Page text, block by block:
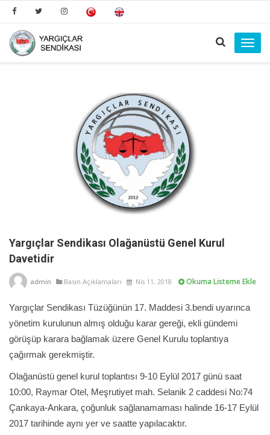
Yargıçlar Sendikası Olağanüstü Genel Kurul
Davetidir
admin Basın Açıklamaları Nis 11, 2018 Okuma Listeme Ekle
Yargıçlar Sendikası Tüzüğünün 17. Maddesi 3.bendi uyarınca
yönetim kurulunun almış olduğu karar gereği, ekli gündemi
görüşüp karara bağlamak üzere Genel Kurulu toplantıya
çağırmak gerekmiştir.
Olağanüstü genel kurul toplantısı 9-10 Eylül 2017 günü saat
10:00, Raymar Otel, Meşrutiyet mah. Selanik 2 caddesi No:74
Çankaya-Ankara, çoğunluk sağlanamaması halinde 16-17 Eylül
2017 tarihinde aynı yer ve saatte yapılacaktır.